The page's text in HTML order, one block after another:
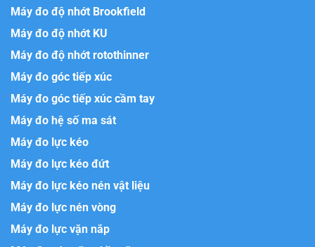
Máy đo độ nhớt Brookfield
Máy đo độ nhớt KU
Máy đo độ nhớt rotothinner
Máy đo góc tiếp xúc
Máy đo góc tiếp xúc cầm tay
Máy đo hệ số ma sát
Máy đo lực kéo
Máy đo lực kéo đứt
Máy đo lực kéo nén vật liệu
Máy đo lực nén vòng
Máy đo lực vặn nắp